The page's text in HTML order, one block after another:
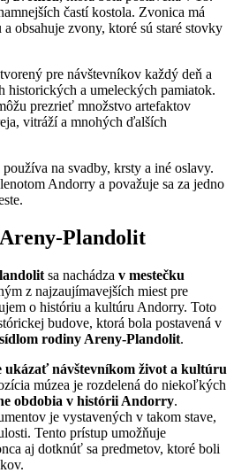
častí kostola. Zvonica má
obsahuje zvony, ktoré sú staré stovky
pre návštevníkov každý deň a
historických a umeleckých pamiatok.
prezrieť množstvo artefaktov
vitráží a mnohých ďalších
na svadby, krsty a iné oslavy.
Andorry a považuje sa za jedno
Plandolit
sa nachádza v mestečku
z najzaujímavejších miest pre
o históriu a kultúru Andorry. Toto
budove, ktorá bola postavená v
rodiny Areny-Plandolit.
ukázať návštevníkom život a kultúru
múzea je rozdelená do niekoľkých
obdobia v histórii Andorry.
je vystavených v takom stave,
Tento prístup umožňuje
aj dotknúť sa predmetov, ktoré boli